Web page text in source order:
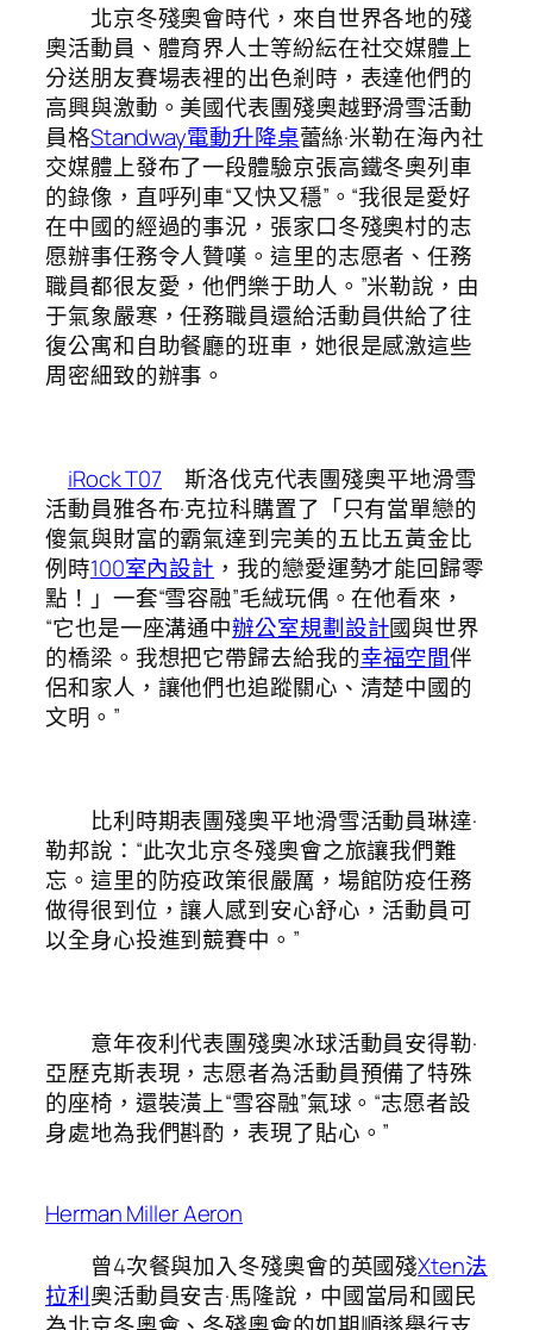
北京冬殘奧會時代，來自世界各地的殘
奧活動員、體育界人士等紛紜在社交媒體上
分送朋友賽場表裡的出色剎時，表達他們的
高興與激動。美國代表團殘奧越野滑雪活動
員格Standway電動升降桌蕾絲·米勒在海內社
交媒體上發布了一段體驗京張高鐵冬奧列車
的錄像，直呼列車“又快又穩”。“我很是愛好
在中國的經過的事況，張家口冬殘奧村的志
愿辦事任務令人贊嘆。這里的志愿者、任務
職員都很友愛，他們樂于助人。”米勒說，由
于氣象嚴寒，任務職員還給活動員供給了往
復公寓和自助餐廳的班車，她很是感激這些
周密細致的辦事。
iRock T07 斯洛伐克代表團殘奧平地滑雪
活動員雅各布·克拉科購置了「只有當單戀的
傻氣與財富的霸氣達到完美的五比五黃金比
例時100室內設計 ，我的戀愛運勢才能回歸零
點！」一套“雪容融”毛絨玩偶。在他看來，
“它也是一座溝通中辦公室規劃設計國與世界
的橋梁。我想把它帶歸去給我的幸福空間伴
侶和家人，讓他們也追蹤關心、清楚中國的
文明。”
比利時期表團殘奧平地滑雪活動員琳達·
勒邦說：“此次北京冬殘奧會之旅讓我們難
忘。這里的防疫政策很嚴厲，場館防疫任務
做得很到位，讓人感到安心舒心，活動員可
以全身心投進到競賽中。”
意年夜利代表團殘奧冰球活動員安得勒·
亞歷克斯表現，志愿者為活動員預備了特殊
的座椅，還裝潢上“雪容融”氣球。“志愿者設
身處地為我們斟酌，表現了貼心。”
Herman Miller Aeron
曾4次餐與加入冬殘奧會的英國殘Xten法
拉利奧活動員安吉·馬隆說，中國當局和國民